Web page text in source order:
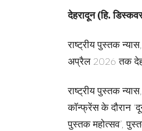
देहरादून (हि.
राष्ट्रीय पुस्तक
अप्रैल 2026 तक
राष्ट्रीय पुस्तक
कॉन्फ्रेंस के दौरान
पुस्तक महोत्सव’,